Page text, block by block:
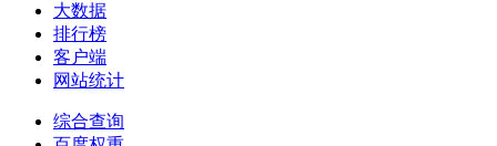
大数据
排行榜
客户端
网站统计
综合查询